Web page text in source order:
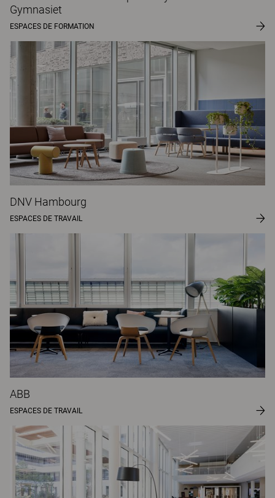
Gymnasiet
ESPACES DE FORMATION
DNV Hambourg
ESPACES DE TRAVAIL
ABB
ESPACES DE TRAVAIL